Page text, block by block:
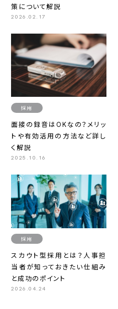
策について解説
2026.02.17
採用
面接の録音はOKなの？メリッ
トや有効活用の方法など詳し
く解説
2025.10.16
採用
スカウト型採用とは？人事担
当者が知っておきたい仕組み
と成功のポイント
2026.04.24